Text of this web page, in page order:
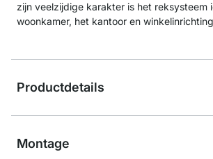
zijn veelzijdige karakter is het reksysteem
woonkamer, het kantoor en
Productdetails
Montage